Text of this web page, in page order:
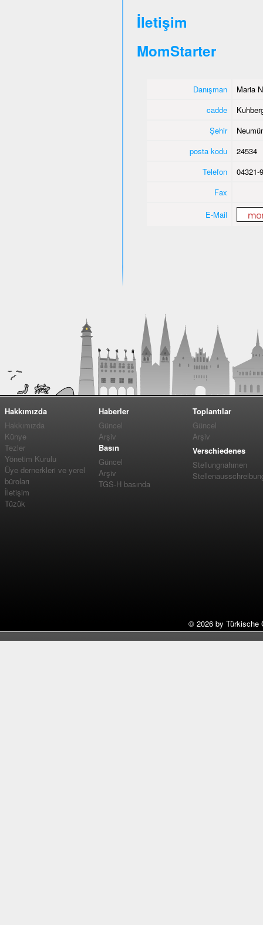
İletişim
MomStarter
Danışman
Maria
cadde
Şehir
posta kodu
24534
Telefon
04321-
Fax
E-Mail
Hakkımızda
Hakkımızda
Künye
Tezler
Yönetim Kurulu
Üye dernerkleri ve yerel
büroları
İletişim
Tüzük
Haberler
Güncel
Arşiv
Basın
Güncel
Arşiv
TGS-H basında
Toplantılar
Güncel
Arşiv
Verschiedenes
Stellungnahmen
© 2026 by Türkische